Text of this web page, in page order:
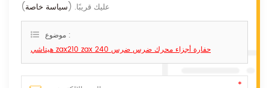
عليك قريبًا. (سياسة خاصة)
موضوع :
هيتاشي zax210 zax 240 حفارة أجزاء محرك ضرس ضرس